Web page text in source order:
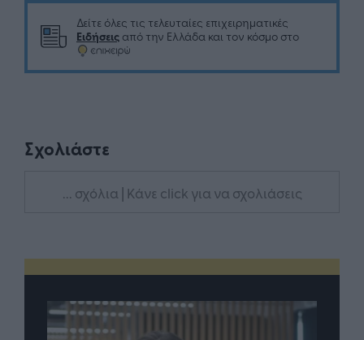
Δείτε όλες τις τελευταίες επιχειρηματικές
Ειδήσεις από την Ελλάδα και τον κόσμο στο
Σχολιάστε
... σχόλια | Κάνε click για να σχολιάσεις